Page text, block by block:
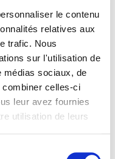
le contenu
relatives aux
trafic. Nous
sur l'utilisation de
médias sociaux, de
combiner celles-ci
leur avez fournies
utilisation de leurs